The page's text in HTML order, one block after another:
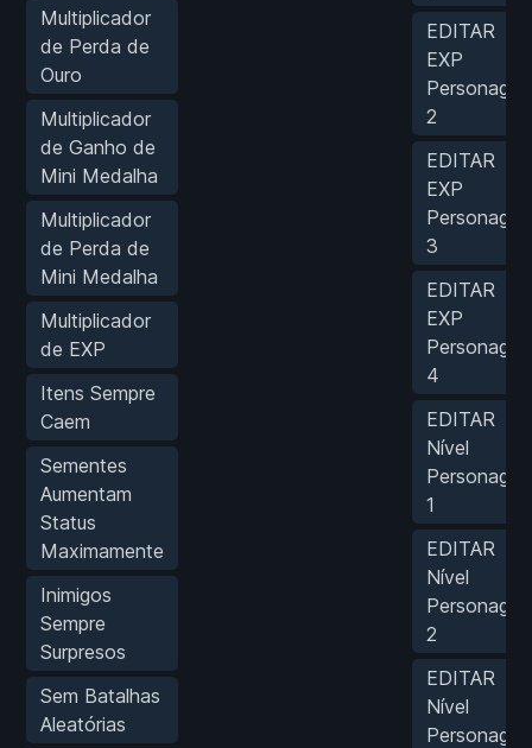
Multiplicador
de Perda de
Ouro
Multiplicador
de Ganho de
Mini Medalha
Multiplicador
de Perda de
Mini Medalha
Multiplicador
de EXP
Itens Sempre
Caem
Sementes
Aumentam
Status
Maximamente
Inimigos
Sempre
Surpresos
Sem Batalhas
Aleatórias
EDITAR
EXP
2
EDITAR
EXP
3
EDITAR
EXP
4
EDITAR
Nível
1
EDITAR
Nível
2
EDITAR
Nível